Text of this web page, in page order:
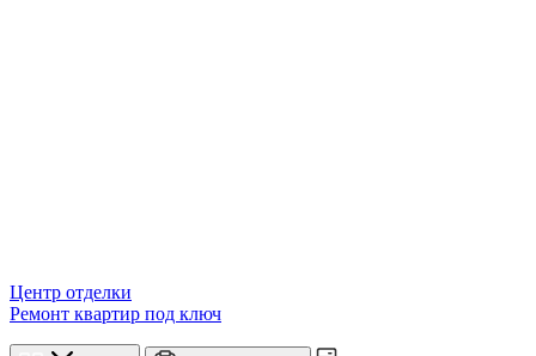
Центр отделки
Ремонт квартир под ключ